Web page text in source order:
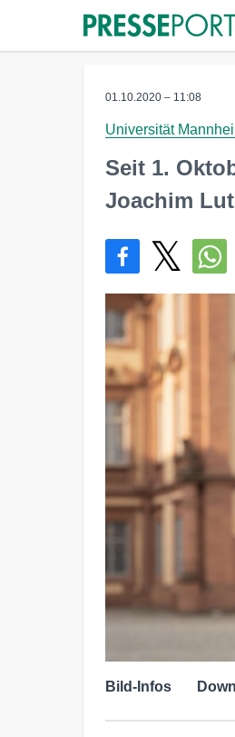
01.10.2020 – 11:08
Universität
Seit 1.
Joachim
Bild-Infos